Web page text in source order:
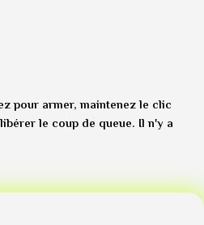
pour armer, maintenez le clic
le coup de queue. Il n'y a